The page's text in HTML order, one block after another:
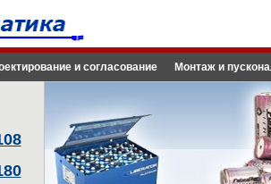
и согласование Монтаж и